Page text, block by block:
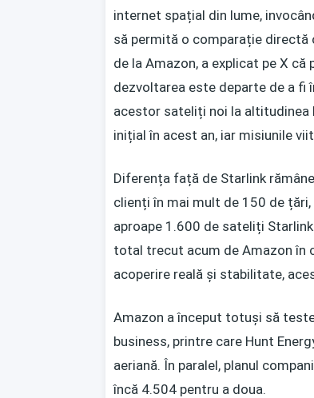
internet spațial din lume,
să permită o comparație directă
de la Amazon, a explicat pe X
dezvoltarea este departe de a fi
acestor sateliți noi la altitudinea
inițial în acest an, iar misiunile
Diferența față de Starlink
clienți în mai mult de 150 de
aproape 1.600 de sateliți
total trecut acum de Amazon în
acoperire reală și stabilitate,
Amazon a început totuși să
business, printre care Hunt
aeriană. În paralel, planul
încă 4.504 pentru a doua.